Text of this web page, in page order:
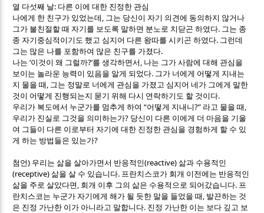
열 다섯째 날: 다른 이에 대한 진정한 관심
나에게 한 친구가 있었는데 , 그는 당신이 자기 의견에 동의하지 않거나
그가 불친절할 때 자기를 보도록 말하면 분노로 치닫곤 하였다. 그는 종
종 자기중심적이기도 했고 심지어 다른 왕따를 시키곤 하였다. 그런데
그는 많은 나를 포함하여 많은 친구를 가졌다.
나는‘이것이 왜 그럴까?’를 생각하면서 , 나는 그가 사람에 대해 관심을
보이는 놀라운 능력이 있음을 알게 되었다. 그가 너에게 어떻게 지내는
지 물을 때 , 그는 정말로 너에게 관심을 가졌고 심지어 네가 그에게 말한
것이 어떻게 진행되는지 묻기 위해 다시 연락하기도 할 것이다.
우리가 복도에서 누군가를 멈추게 하여“어떻게 지내니?” 라고 물을 때 ,
우리가 진실로 그것을 의미하는가? 당신이 다른 이에게 더 마음을 기울
여 그들이 다른 이로부터 자기에 대한 진정한 관심을 경험하게 할 수 있
게 하는 방법들은 있는가?
첨언) 우리는 삶을 살아가면서 반응적인(reactive)삶과 수용적인
(receptive)삶을 살 수 있습니다. 프란치스코가 회개 이전에는 반응적인
삶을 주로 살았다면 , 회개 이후 그의 삶은 수용적으로 되어갔습니다. 프
란치스코는 누군가 자기에게 해가 될 듯한 말을 들었을 때 , 발끈하는 것
은 진정 가난한 이가 아니라고 말합니다. 진정 가난한 이는 보다 깊고 보
Sketchbook5, 스케치북5
Sketchbook5, 스케치북5